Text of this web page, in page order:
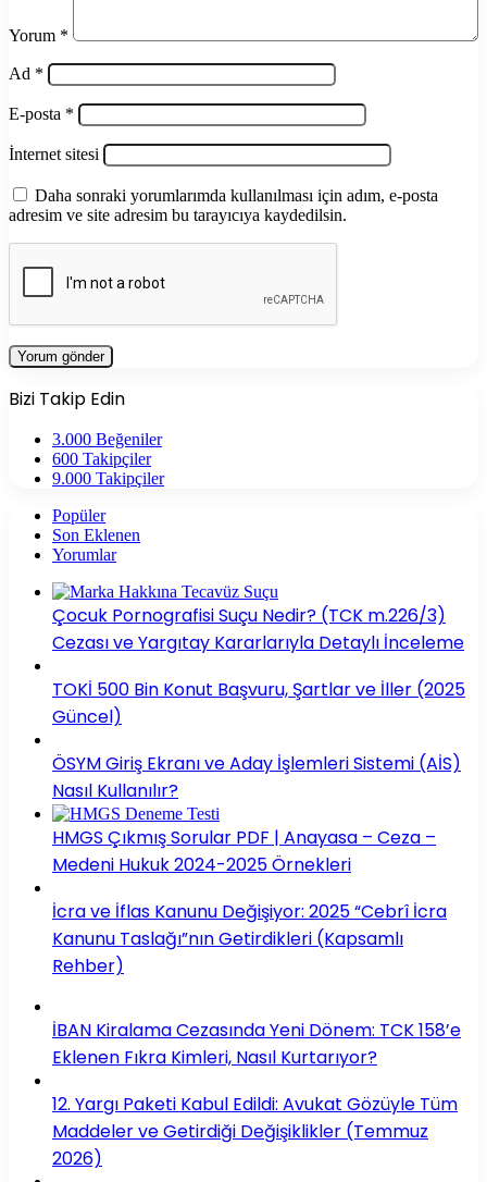
Yorum *
Ad *
E-posta *
İnternet sitesi
Daha sonraki yorumlarımda kullanılması için adım, e-posta
adresim ve site adresim bu tarayıcıya kaydedilsin.
Bizi Takip Edin
3.000 Beğeniler
600 Takipçiler
9.000 Takipçiler
Popüler
Son Eklenen
Yorumlar
Çocuk Pornografisi Suçu Nedir? (TCK m.226/3)
Cezası ve Yargıtay Kararlarıyla Detaylı İnceleme
TOKİ 500 Bin Konut Başvuru, Şartlar ve İller (2025
Güncel)
ÖSYM Giriş Ekranı ve Aday İşlemleri Sistemi (AİS)
Nasıl Kullanılır?
HMGS Çıkmış Sorular PDF | Anayasa – Ceza –
Medeni Hukuk 2024-2025 Örnekleri
İcra ve İflas Kanunu Değişiyor: 2025 “Cebrî İcra
Kanunu Taslağı”nın Getirdikleri (Kapsamlı
Rehber)
İBAN Kiralama Cezasında Yeni Dönem: TCK 158’e
Eklenen Fıkra Kimleri, Nasıl Kurtarıyor?
12. Yargı Paketi Kabul Edildi: Avukat Gözüyle Tüm
Maddeler ve Getirdiği Değişiklikler (Temmuz
2026)